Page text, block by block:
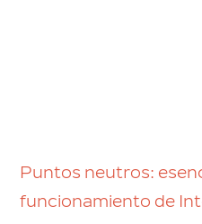
Puntos neutros:
funcionamiento de